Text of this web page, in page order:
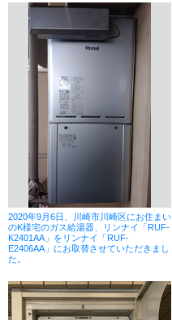
2020年9月6日、川崎市川崎区にお住まい
のK様宅のガス給湯器、リンナイ「RUF-
K2401AA」をリンナイ「RUF-
E2406AA」にお取替させていただきまし
た。